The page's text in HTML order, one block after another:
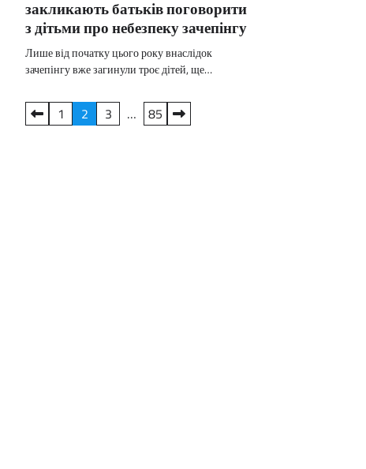
закликають батьків поговорити
з дітьми про небезпеку зачепінгу
Лише від початку цього року внаслідок
зачепінгу вже загинули троє дітей, ще…
Пагінація
1 2 3 … 85